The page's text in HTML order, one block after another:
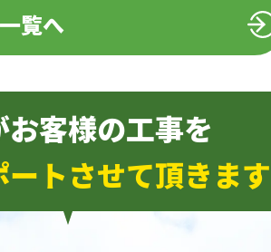
覧へ
客様の工事を
トさせて頂きま